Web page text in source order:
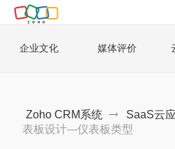
企业文化 媒体评价
Zoho CRM系统 SaaS云
表板设计---仪表板类型